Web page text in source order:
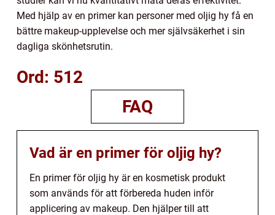
Med hjälp av en primer kan personer med oljig hy få en
bättre makeup-upplevelse och mer självsäkerhet i sin
dagliga skönhetsrutin.
Ord: 512
FAQ
Vad är en primer för oljig hy?
En primer för oljig hy är en kosmetisk produkt
som används för att förbereda huden inför
applicering av makeup. Den hjälper till att